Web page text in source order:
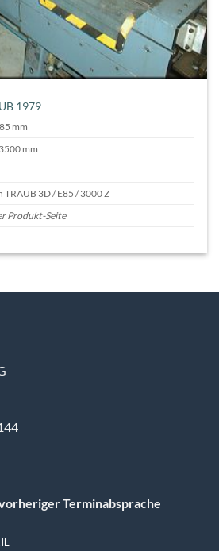
1979
mm
mm
TRAUB 3D / E85 / 3000 Z
Produkt-Seite
Terminabsprache